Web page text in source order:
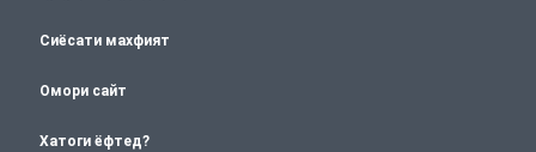
Сиёсати махфият
Омори сайт
Хатоги ёфтед?